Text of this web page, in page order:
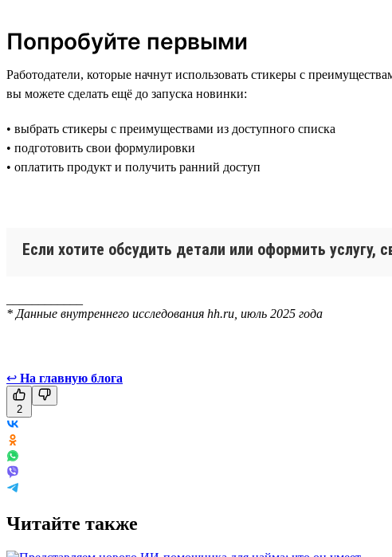
Попробуйте первыми
Работодатели, которые начнут использовать стикеры с
вы можете сделать ещё до запуска новинки:
• выбрать стикеры с преимуществами из доступного списка
• подготовить свои формулировки
• оплатить продукт и получить ранний доступ
Если хотите обсудить детали или оформить
* Данные внутреннего исследования hh.ru, июль 2025 года
↩ На главную блога
2
Читайте также